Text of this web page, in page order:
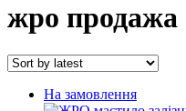
жро продажа
На замовлення